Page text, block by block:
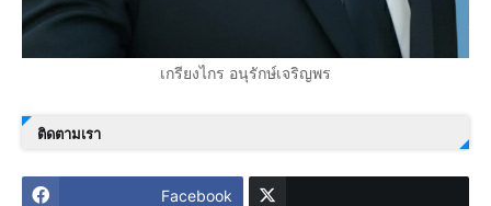
เกรียงไกร อนุรักษ์เจริญพร
ติดตามเรา
Facebook